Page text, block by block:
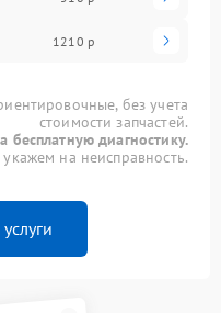
1210 р
без учета
стоимости запчастей.
бесплатную диагностику.
на неисправность.